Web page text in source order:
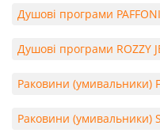
Душові програми PAFFONI
Душові програми ROZZY
Раковини (умивальники)
Раковини (умивальники)